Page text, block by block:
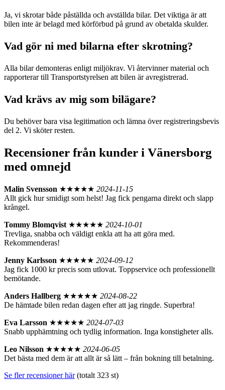
Ja, vi skrotar både påställda och avställda bilar. Det viktiga är att
bilen inte är belagd med körförbud på grund av obetalda skulder.
Vad gör ni med bilarna efter skrotning?
Alla bilar demonteras enligt miljökrav. Vi återvinner material och
rapporterar till Transportstyrelsen att bilen är avregistrerad.
Vad krävs av mig som bilägare?
Du behöver bara visa legitimation och lämna över registreringsbevis
del 2. Vi sköter resten.
Recensioner från kunder i Vänersborg
med omnejd
Malin Svensson ★★★★★ 2024-11-15
Allt gick hur smidigt som helst! Jag fick pengarna direkt och slapp
krångel.
Tommy Blomqvist ★★★★★ 2024-10-01
Trevliga, snabba och väldigt enkla att ha att göra med.
Rekommenderas!
Jenny Karlsson ★★★★★ 2024-09-12
Jag fick 1000 kr precis som utlovat. Toppservice och professionellt
bemötande.
Anders Hallberg ★★★★★ 2024-08-22
De hämtade bilen redan dagen efter att jag ringde. Superbra!
Eva Larsson ★★★★★ 2024-07-03
Snabb upphämtning och tydlig information. Inga konstigheter alls.
Leo Nilsson ★★★★★ 2024-06-05
Det bästa med dem är att allt är så lätt – från bokning till betalning.
Se fler recensioner här(totalt 323 st)